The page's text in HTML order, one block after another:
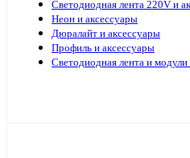
Светодиодная лента 220V и
Неон и аксессуары
Дюралайт и аксессуары
Профиль и аксессуары
Светодиодная лента и